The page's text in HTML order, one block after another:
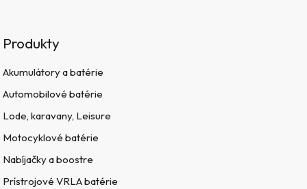
Produkty
Akumulátory a batérie
Automobilové batérie
Lode, karavany, Leisure
Motocyklové batérie
Nabíjačky a boostre
Prístrojové VRLA batérie